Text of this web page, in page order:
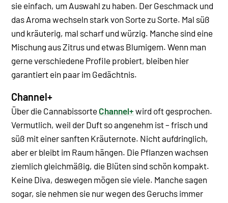
sie einfach, um Auswahl zu haben. Der Geschmack und
das Aroma wechseln stark von Sorte zu Sorte. Mal süß
und kräuterig, mal scharf und würzig. Manche sind eine
Mischung aus Zitrus und etwas Blumigem. Wenn man
gerne verschiedene Profile probiert, bleiben hier
garantiert ein paar im Gedächtnis.
Channel+
Über die Cannabissorte Channel+ wird oft gesprochen.
Vermutlich, weil der Duft so angenehm ist – frisch und
süß mit einer sanften Kräuternote. Nicht aufdringlich,
aber er bleibt im Raum hängen. Die Pflanzen wachsen
ziemlich gleichmäßig, die Blüten sind schön kompakt.
Keine Diva, deswegen mögen sie viele. Manche sagen
sogar, sie nehmen sie nur wegen des Geruchs immer